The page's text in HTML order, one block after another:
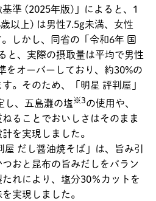
準 (2025年版)」によると、1
以上) は男性7.5g未満、女性
しかし、同省の「令和6年 国
と、実際の摂取量は平均で男性
をオーバーしており、約30%の
。そのため、「明星 評判屋」
し、五島灘の塩※3の使用や、
ることでおいしさはそのまま
を実現しました。
だし醤油焼そば」は、旨み引
おと昆布の旨みだしをバラン
れにより、塩分30％カットを
実現しました。